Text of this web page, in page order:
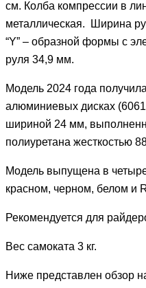
см. Колба компрессии в
металлическая. Ширина
“Y” – образной формы с
руля 34,9 мм.
Модель 2024 года
алюминиевых дисках
шириной 24 мм,
полиуретана жесткостью
Модель выпущена в
красном, черном, белом и
Рекомендуется для
Вес самоката 3 кг.
Ниже представлен обзор